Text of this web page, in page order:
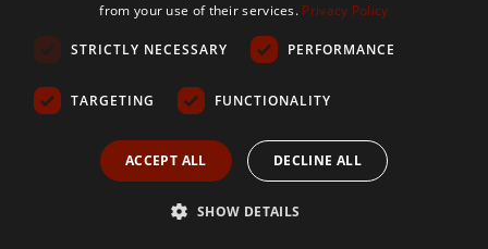
Sokapariddavañcāti sokañca paridevañca.
Tathā hi te
vidito esa dhammoti yathā yathā sattā jānanti, tathā tathā
ñāpanavasena vidito esa tayā dhammoti.
Tattha tarantīti paṭhamamaggena diṭṭhoghaṃ taranti.
Uttarantīti dutiyamaggena kāmoghaṃ tanukaraṇavasena
niravasesappahānavasena tatiyamaggena visesena taranti.
Samatikkamantīti bhavoghaavijjoghappahānavasena
from your use of their services. Privacy Policy
STRICTLY NECESSARY PERFORMANCE
TARGETING FUNCTIONALITY
ACCEPT ALL DECLINE ALL
SHOW DETAILS